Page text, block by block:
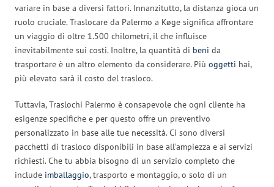
variare in base a diversi fattori. Innanzitutto, la distanza gioca un
ruolo cruciale. Traslocare da Palermo a Køge significa affrontare
un viaggio di oltre 1.500 chilometri, il che influisce
inevitabilmente sui costi. Inoltre, la quantità di beni da
trasportare è un altro elemento da considerare. Più oggetti hai,
più elevato sarà il costo del trasloco.
Tuttavia, Traslochi Palermo è consapevole che ogni cliente ha
esigenze specifiche e per questo offre un preventivo
personalizzato in base alle tue necessità. Ci sono diversi
pacchetti di trasloco disponibili in base all’ampiezza e ai servizi
richiesti. Che tu abbia bisogno di un servizio completo che
include imballaggio, trasporto e montaggio, o solo di un